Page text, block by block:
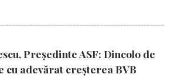
Președinte ASF: Dincolo de
cu adevărat creșterea BVB